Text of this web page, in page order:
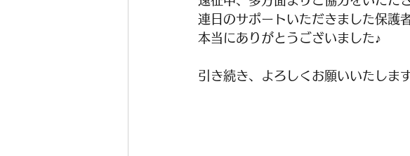
連日のサポートいただきました保護
本当にありがとうございました♪
引き続き、よろしくお願いいたしま